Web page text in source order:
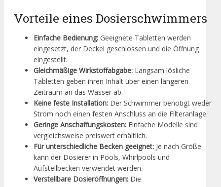
Vorteile eines Dosierschwimmers
Einfache Bedienung: Geeignete Tabletten werden
eingesetzt, der Deckel geschlossen und die Öffnung
eingestellt.
Gleichmäßige Wirkstoffabgabe: Langsam lösliche
Tabletten geben ihren Inhalt über einen längeren
Zeitraum an das Wasser ab.
Keine feste Installation: Der Schwimmer benötigt weder
Strom noch einen festen Anschluss an die Filteranlage.
Geringe Anschaffungskosten: Einfache Modelle sind
vergleichsweise preiswert erhältlich.
Für unterschiedliche Becken geeignet: Je nach Größe
kann der Dosierer in Pools, Whirlpools und
Aufstellbecken verwendet werden.
Verstellbare Dosieröffnungen: Die